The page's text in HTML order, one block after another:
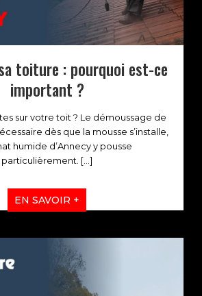
toiture : pourquoi est-ce
important ?
sur votre toit ? Le démoussage de
dès que la mousse s’installe,
humide d’Annecy y pousse
particulièrement. […]
EN SAVOIR +